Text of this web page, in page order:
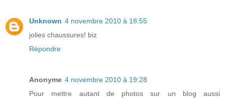
Unknown 4 novembre 2010 à 18:55
jolies chaussures! biz
Répondre
Anonyme 4 novembre 2010 à 19:28
Pour mettre autant de photos sur un blog aussi